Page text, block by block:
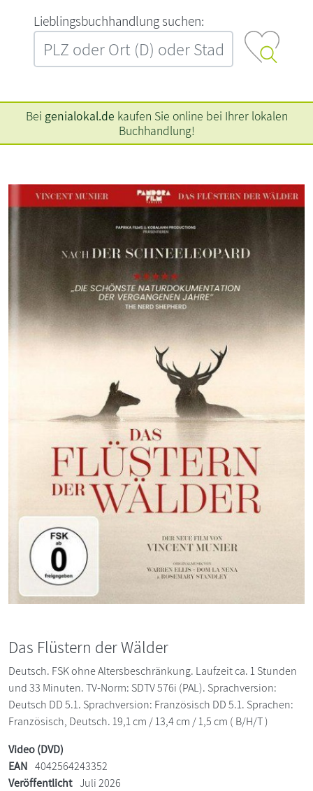
L‍i‍e‍b‍l‍i‍n‍g‍s‍b‍u‍c‍h‍h‍a‍n‍d‍l‍u‍n‍g‍ ‍s‍u‍c‍h‍e‍n‍:‍
Bei genialokal.de kaufen Sie online bei Ihrer lokalen
Buchhandlung!
Das Flüstern der Wälder
Deutsch. FSK ohne Altersbeschränkung. Laufzeit ca. 1 Stunden
und 33 Minuten. TV-Norm: SDTV 576i (PAL). Sprachversion:
Deutsch DD 5.1. Sprachversion: Französisch DD 5.1. Sprachen:
Französisch, Deutsch. 19,1 cm / 13,4 cm / 1,5 cm ( B/H/T )
Video (DVD)
EAN 4042564243352
Veröffentlicht Juli 2026